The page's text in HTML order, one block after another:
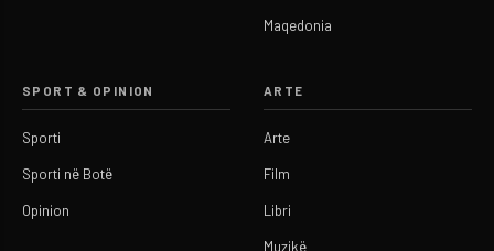
Maqedonia
SPORT & OPINION
Sporti
Sporti në Botë
Opinion
ARTE
Arte
Film
Libri
Muzikë